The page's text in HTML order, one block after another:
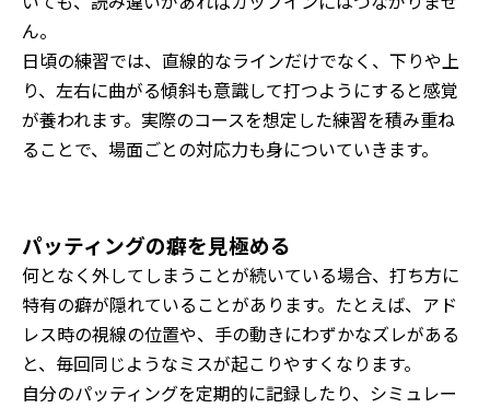
ん。
日頃の練習では、直線的なラインだけでなく、下りや上
り、左右に曲がる傾斜も意識して打つようにすると感覚
が養われます。実際のコースを想定した練習を積み重ね
ることで、場面ごとの対応力も身についていきます。
パッティングの癖を見極める
何となく外してしまうことが続いている場合、打ち方に
特有の癖が隠れていることがあります。たとえば、アド
レス時の視線の位置や、手の動きにわずかなズレがある
と、毎回同じようなミスが起こりやすくなります。
自分のパッティングを定期的に記録したり、シミュレー